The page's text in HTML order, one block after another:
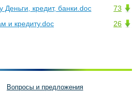
73
кредит, банки.doc
26
и кредиту.doc
Вопросы и предложения